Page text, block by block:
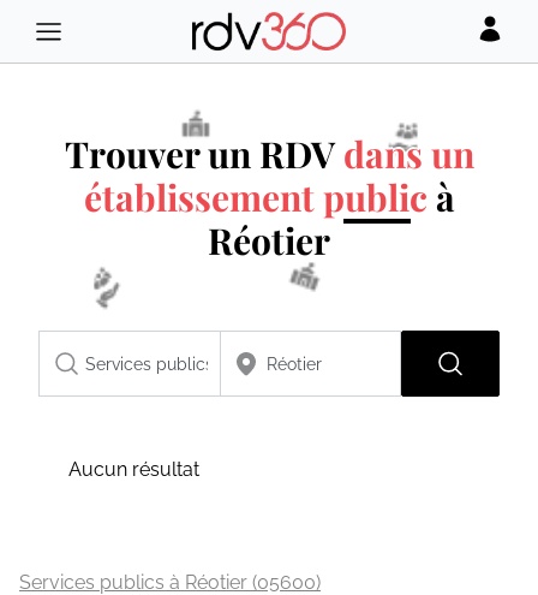
Trouver un RDVdans un
établissement public à
Réotier
Aucun résultat
Services publics à Réotier (05600)